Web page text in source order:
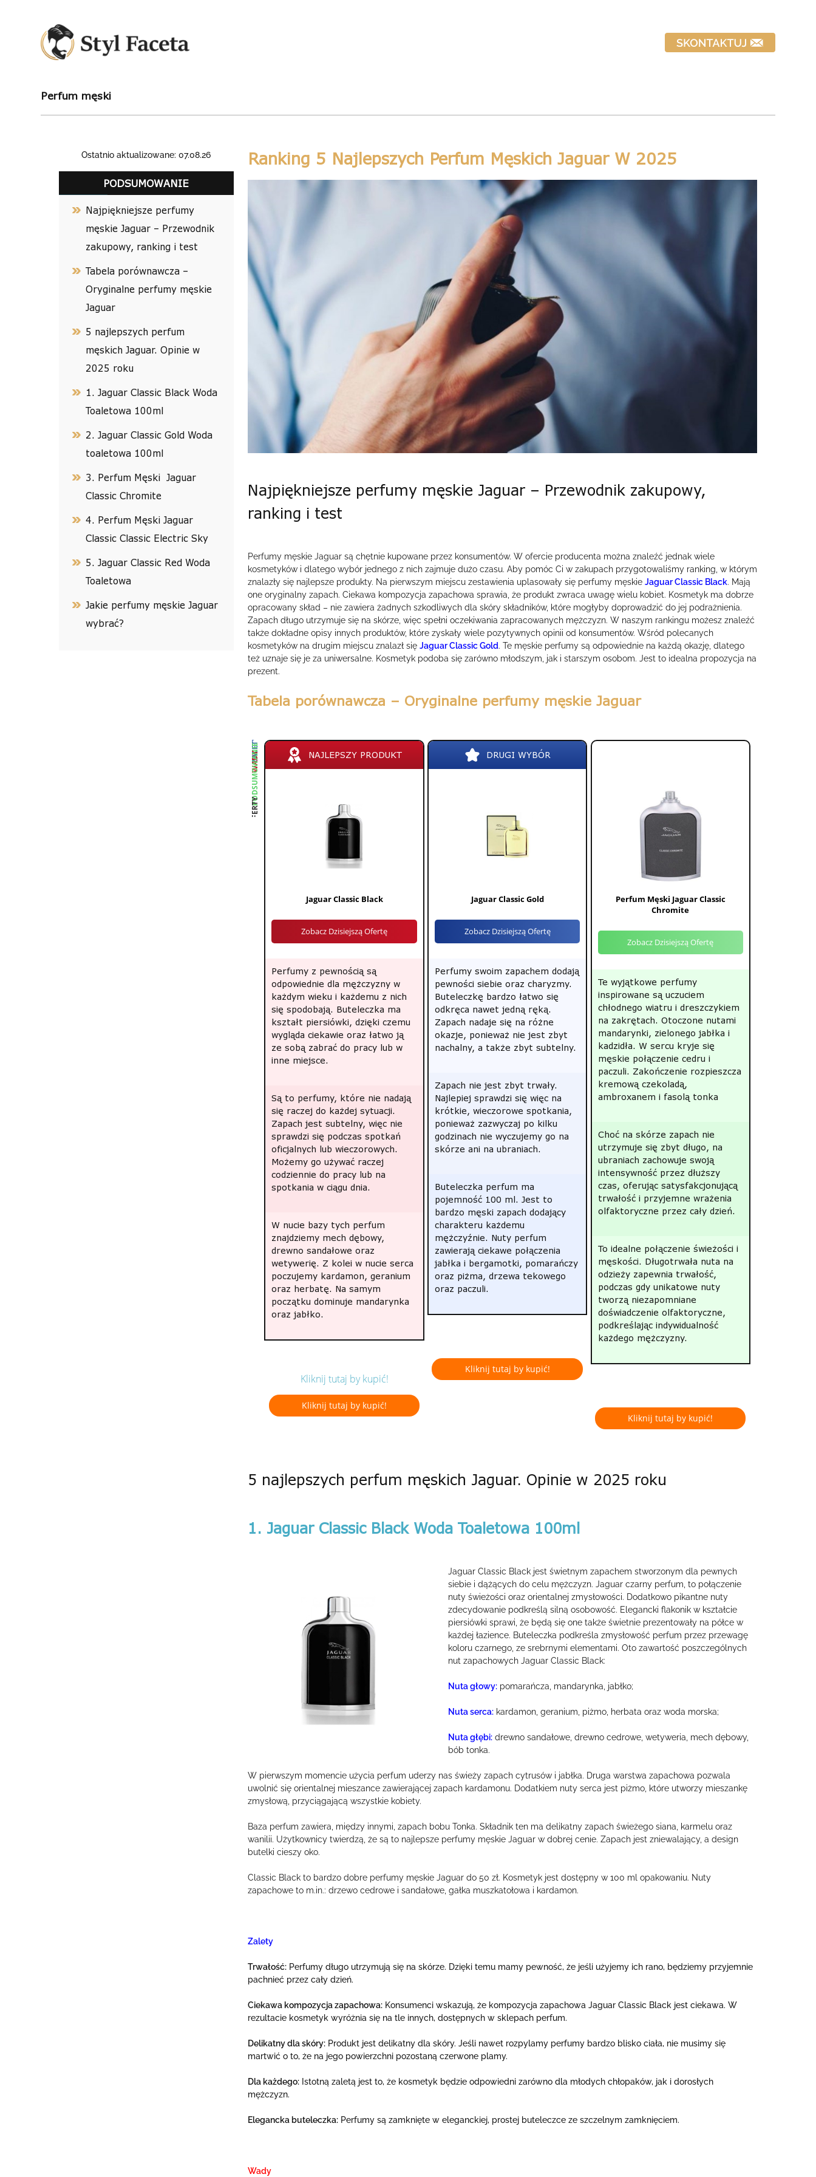
Perfum męski
Ostatnio aktualizowane: 07.08.26
PODSUMOWANIE
Najpiękniejsze perfumy
męskie Jaguar – Przewodnik
zakupowy, ranking i test
Tabela porównawcza –
Oryginalne perfumy męskie
Jaguar
5 najlepszych perfum
męskich Jaguar. Opinie w
2025 roku
1. Jaguar Classic Black Woda
Toaletowa 100ml
2. Jaguar Classic Gold Woda
toaletowa 100ml
3. Perfum Męski Jaguar
Classic Chromite
4. Perfum Męski Jaguar
Classic Classic Electric Sky
5. Jaguar Classic Red Woda
Toaletowa
Jakie perfumy męskie Jaguar
wybrać?
Ranking 5 Najlepszych Perfum Męskich Jaguar W 2025
Najpiękniejsze perfumy męskie Jaguar – Przewodnik zakupowy,
ranking i test
Perfumy męskie Jaguar są chętnie kupowane przez konsumentów. W ofercie producenta można znaleźć jednak wiele
kosmetyków i dlatego wybór jednego z nich zajmuje dużo czasu. Aby pomóc Ci w zakupach przygotowaliśmy ranking, w którym
znalazły się najlepsze produkty. Na pierwszym miejscu zestawienia uplasowały się perfumy męskie Jaguar Classic Black. Mają
one oryginalny zapach. Ciekawa kompozycja zapachowa sprawia, że produkt zwraca uwagę wielu kobiet. Kosmetyk ma dobrze
opracowany skład – nie zawiera żadnych szkodliwych dla skóry składników, które mogłyby doprowadzić do jej podrażnienia.
Zapach długo utrzymuje się na skórze, więc spełni oczekiwania zapracowanych mężczyzn. W naszym rankingu możesz znaleźć
także dokładne opisy innych produktów, które zyskały wiele pozytywnych opinii od konsumentów. Wśród polecanych
kosmetyków na drugim miejscu znalazł się Jaguar Classic Gold. Te męskie perfumy są odpowiednie na każdą okazję, dlatego
też uznaje się je za uniwersalne. Kosmetyk podoba się zarówno młodszym, jak i starszym osobom. Jest to idealna propozycja na
prezent.
Tabela porównawcza – Oryginalne perfumy męskie Jaguar
ZALETY
WADY
PODSUMOWANIE
OFERTY
NAJLEPSZY PRODUKT
Jaguar Classic Black
Zobacz Dzisiejszą Ofertę
Perfumy z pewnością są
odpowiednie dla mężczyzny w
każdym wieku i każdemu z nich
się spodobają. Buteleczka ma
kształt piersiówki, dzięki czemu
wygląda ciekawie oraz łatwo ją
ze sobą zabrać do pracy lub w
inne miejsce.
Są to perfumy, które nie nadają
się raczej do każdej sytuacji.
Zapach jest subtelny, więc nie
sprawdzi się podczas spotkań
oficjalnych lub wieczorowych.
Możemy go używać raczej
codziennie do pracy lub na
spotkania w ciągu dnia.
W nucie bazy tych perfum
znajdziemy mech dębowy,
drewno sandałowe oraz
wetywerię. Z kolei w nucie serca
poczujemy kardamon, geranium
oraz herbatę. Na samym
początku dominuje mandarynka
oraz jabłko.
Kliknij tutaj by kupić!
Kliknij tutaj by kupić!
DRUGI WYBÓR
Jaguar Classic Gold
Zobacz Dzisiejszą Ofertę
Perfumy swoim zapachem dodają
pewności siebie oraz charyzmy.
Buteleczkę bardzo łatwo się
odkręca nawet jedną ręką.
Zapach nadaje się na różne
okazje, ponieważ nie jest zbyt
nachalny, a także zbyt subtelny.
Zapach nie jest zbyt trwały.
Najlepiej sprawdzi się więc na
krótkie, wieczorowe spotkania,
ponieważ zazwyczaj po kilku
godzinach nie wyczujemy go na
skórze ani na ubraniach.
Buteleczka perfum ma
pojemność 100 ml. Jest to
bardzo męski zapach dodający
charakteru każdemu
mężczyźnie. Nuty perfum
zawierają ciekawe połączenia
jabłka i bergamotki, pomarańczy
oraz piżma, drzewa tekowego
oraz paczuli.
Kliknij tutaj by kupić!
Perfum Męski Jaguar Classic
Chromite
Zobacz Dzisiejszą Ofertę
Te wyjątkowe perfumy
inspirowane są uczuciem
chłodnego wiatru i dreszczykiem
na zakrętach. Otoczone nutami
mandarynki, zielonego jabłka i
kadzidła. W sercu kryje się
męskie połączenie cedru i
paczuli. Zakończenie rozpieszcza
kremową czekoladą,
ambroxanem i fasolą tonka
Choć na skórze zapach nie
utrzymuje się zbyt długo, na
ubraniach zachowuje swoją
intensywność przez dłuższy
czas, oferując satysfakcjonującą
trwałość i przyjemne wrażenia
olfaktoryczne przez cały dzień.
To idealne połączenie świeżości i
męskości. Długotrwała nuta na
odzieży zapewnia trwałość,
podczas gdy unikatowe nuty
tworzą niezapomniane
doświadczenie olfaktoryczne,
podkreślając indywidualność
każdego mężczyzny.
Kliknij tutaj by kupić!
5 najlepszych perfum męskich Jaguar. Opinie w 2025 roku
1. Jaguar Classic Black Woda Toaletowa 100ml
Jaguar Classic Black jest świetnym zapachem stworzonym dla pewnych
siebie i dążących do celu mężczyzn. Jaguar czarny perfum, to połączenie
nuty świeżości oraz orientalnej zmysłowości. Dodatkowo pikantne nuty
zdecydowanie podkreślą silną osobowość. Elegancki flakonik w kształcie
piersiówki sprawi, że będą się one także świetnie prezentowały na półce w
każdej łazience. Buteleczka podkreśla zmysłowość perfum przez przewagę
koloru czarnego, ze srebrnymi elementami. Oto zawartość poszczególnych
nut zapachowych Jaguar Classic Black:
Nuta głowy: pomarańcza, mandarynka, jabłko;
Nuta serca:kardamon, geranium, piżmo, herbata oraz woda morska;
Nuta głębi:drewno sandałowe, drewno cedrowe, wetyweria, mech dębowy,
bób tonka.
W pierwszym momencie użycia perfum uderzy nas świeży zapach cytrusów i jabłka. Druga warstwa zapachowa pozwala
uwolnić się orientalnej mieszance zawierającej zapach kardamonu. Dodatkiem nuty serca jest piżmo, które utworzy mieszankę
zmysłową, przyciągającą wszystkie kobiety.
Baza perfum zawiera, między innymi, zapach bobu Tonka. Składnik ten ma delikatny zapach świeżego siana, karmelu oraz
wanilii. Użytkownicy twierdzą, że są to najlepsze perfumy męskie Jaguar w dobrej cenie. Zapach jest zniewalający, a design
butelki cieszy oko.
Classic Black to bardzo dobre perfumy męskie Jaguar do 50 zł. Kosmetyk jest dostępny w 100 ml opakowaniu. Nuty
zapachowe to m.in.: drzewo cedrowe i sandałowe, gałka muszkatołowa i kardamon.
Zalety
Trwałość:Perfumy długo utrzymują się na skórze. Dzięki temu mamy pewność, że jeśli użyjemy ich rano, będziemy przyjemnie
pachnieć przez cały dzień.
Ciekawa kompozycja zapachowa:Konsumenci wskazują, że kompozycja zapachowa Jaguar Classic Black jest ciekawa. W
rezultacie kosmetyk wyróżnia się na tle innych, dostępnych w sklepach perfum.
Delikatny dla skóry:Produkt jest delikatny dla skóry. Jeśli nawet rozpylamy perfumy bardzo blisko ciała, nie musimy się
martwić o to, że na jego powierzchni pozostaną czerwone plamy.
Dla każdego:Istotną zaletą jest to, że kosmetyk będzie odpowiedni zarówno dla młodych chłopaków, jak i dorosłych
mężczyzn.
Elegancka buteleczka:Perfumy są zamknięte w eleganckiej, prostej buteleczce ze szczelnym zamknięciem.
Wady